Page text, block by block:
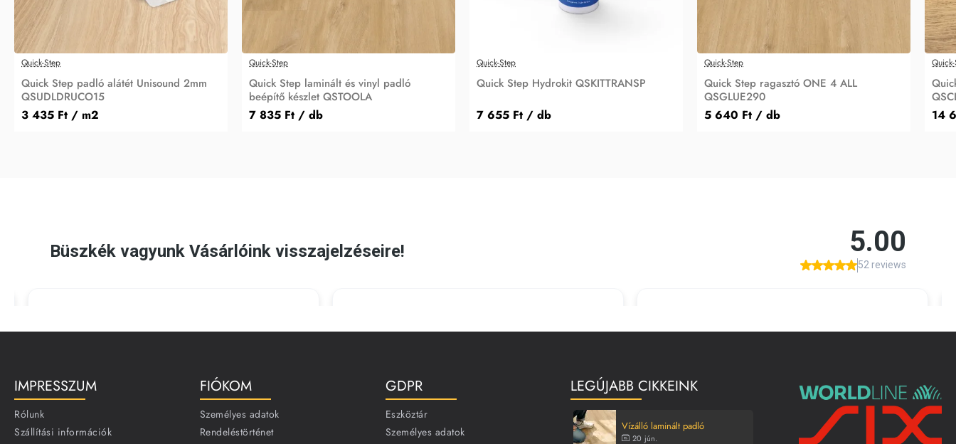
Quick-Step
Quick Step padló alátét Unisound 2mm
QSUDLDRUCO15
3 435 Ft / m2
Quick-Step
Quick Step laminált és vinyl padló
beépítő készlet QSTOOLA
7 835 Ft / db
Quick-Step
Quick Step Hydrokit QSKITTRANSP
7 655 Ft / db
Quick-Step
Quick Step ragasztó ONE 4 ALL
QSGLUE290
5 640 Ft / db 14
IMPRESSZUM
Rólunk
Szállítási információk
FIÓKOM
Személyes adatok
Rendeléstörténet
GDPR
Eszköztár
Személyes adatok
LEGÚJABB CIKKEINK
Vízálló laminált padló
20 jún.